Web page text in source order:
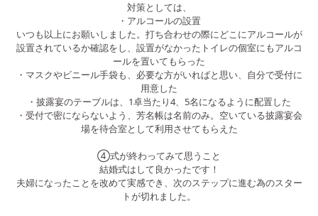
対策としては、
・アルコールの設置
いつも以上にお願いしました。打ち合わせの際にどこにアルコールが
設置されているか確認をし、設置がなかったトイレの個室にもアルコ
ールを置いてもらった
・マスクやビニール手袋も、必要な方がいればと思い、自分で受付に
用意した
・披露宴のテーブルは、1卓当たり4、5名になるように配置した
・受付で密にならないよう、芳名帳は名前のみ。空いている披露宴会
場を待合室として利用させてもらえた
④式が終わってみて思うこと
結婚式はして良かったです！
夫婦になったことを改めて実感でき、次のステップに進む為のスター
トが切れました。